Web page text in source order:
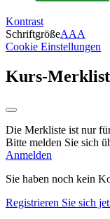
Kontrast
SchriftgrößeAAA
Cookie Einstellungen
Kurs-
Die Merkliste ist nur
Bitte melden Sie sich
Anmelden
Sie haben noch kein
Registrieren Sie sich